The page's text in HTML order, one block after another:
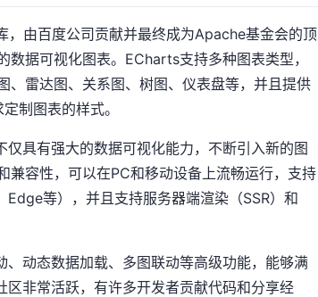
由百度公司贡献并最终成为Apache基金会的顶
据可视化图表。ECharts支持多种图表类型，
、雷达图、关系图、树图、仪表盘等，并且提供
制图表的样式。
具有强大的数据可视化能力，不断引入新的图
兼容性，可以在PC和移动设备上流畅运行，支持
等），并且支持服务器端渲染（SSR）和
动态数据加载、多图联动等高级功能，能够满
非常活跃，有许多开发者贡献代码和分享经